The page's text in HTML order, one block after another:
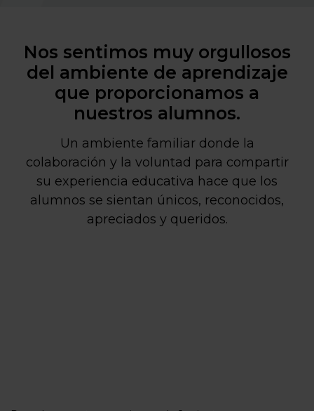
Nos sentimos muy orgullosos
del ambiente de aprendizaje
que proporcionamos a
nuestros alumnos.
Un ambiente familiar donde la
colaboración y la voluntad para compartir
su experiencia educativa hace que los
alumnos se sientan únicos, reconocidos,
apreciados y queridos.